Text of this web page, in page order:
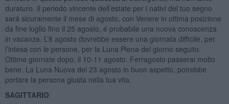
duraturo. Il periodo vincente dell’estate per i nativi del tuo segno
sará sicuramente il mese di agosto, con Venere in ottima posizione
da fine luglio fino il 25 agosto, é probabile una nuova conoscenza
in vacanza. L’8 agosto dovrebbe essere una giornata difficile, per
l’intesa con le persone, per la Luna Piena del giorno seguito.
Ottime giornate dopo, il 10-11 agosto. Ferragosto passerai molto
bene. La Luna Nuova del 23 agosto in buon aspetto, potrebbe
portare la persona giusta nella tua vita.
SAGITTARIO